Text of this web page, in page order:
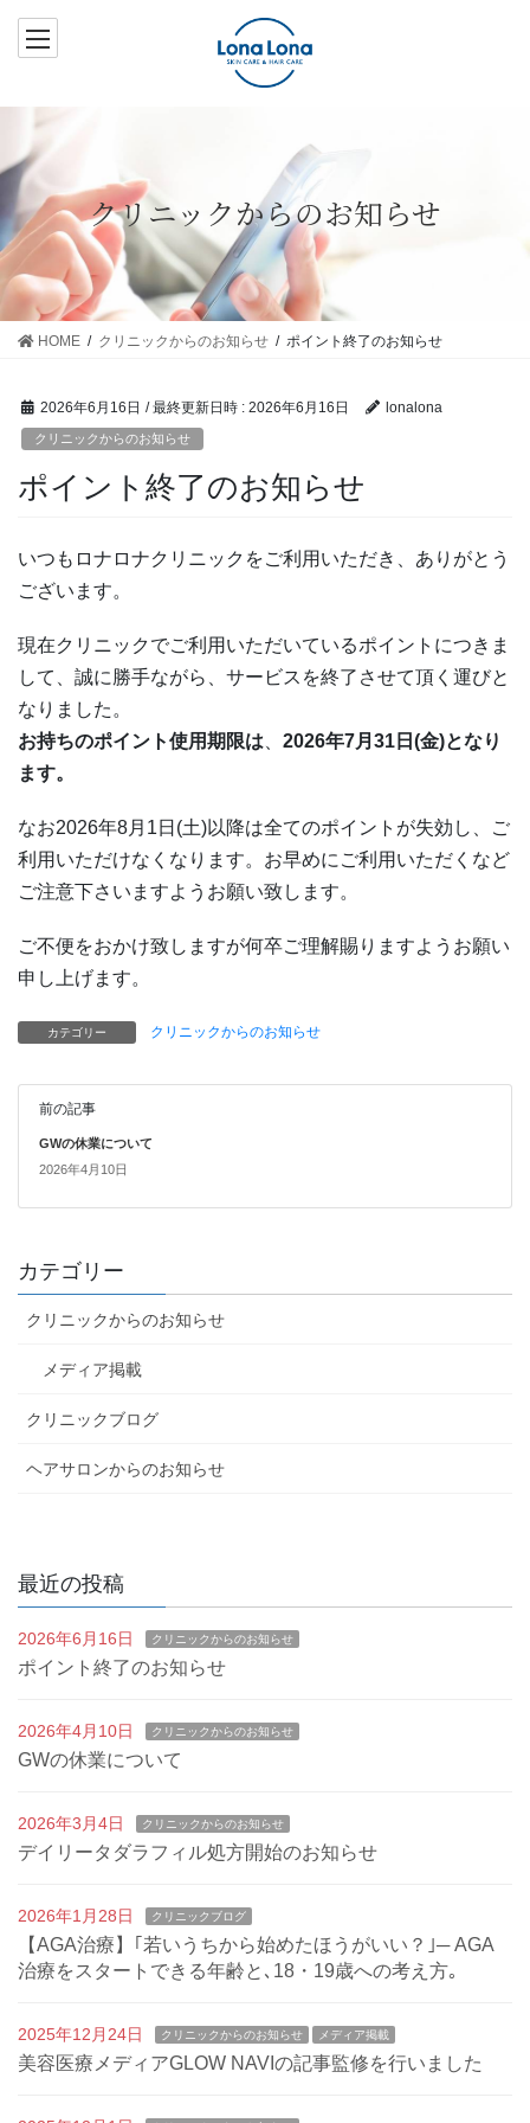
ッ
移
クリニックからのお知らせ
HOME クリニックからのお知らせ ポイント終了のお知らせ
2026年6月16日 / 最終更新日時 : 2026年6月16日 lonalona
クリニックからのお知らせ
ポイント終了のお知らせ
いつもロナロナクリニックをご利用いただき、ありがとう
ございます。
現在クリニックでご利用いただいているポイントにつきま
して、誠に勝手ながら、サービスを終了させて頂く運びと
なりました。
お持ちのポイント使用期限は
2026年7月31日(金)となり
ます。
なお2026年8月1日(土)以降は全てのポイントが失効し、ご
利用いただけなくなります。お早めにご利用いただくなど
ご注意下さいますようお願い致します。
ご不便をおかけ致しますが何卒ご理解賜りますようお願い
申し上げます。
カテゴリー クリニックからのお知らせ
前の記事
GWの休業について
2026年4月10日
カテゴリー
クリニックからのお知らせ
メディア掲載
クリニックブログ
ヘアサロンからのお知らせ
最近の投稿
2026年6月16日 クリニックからのお知らせ
ポイント終了のお知らせ
2026年4月10日 クリニックからのお知らせ
GWの休業について
2026年3月4日 クリニックからのお知らせ
デイリータダラフィル処方開始のお知らせ
2026年1月28日 クリニックブログ
【AGA治療】｢若いうちから始めたほうがいい？｣─ AGA
治療をスタートできる年齢と､18・19歳への考え方｡
2025年12月24日 クリニックからのお知らせ メディア掲載
美容医療メディアGLOW NAVIの記事監修を行いました